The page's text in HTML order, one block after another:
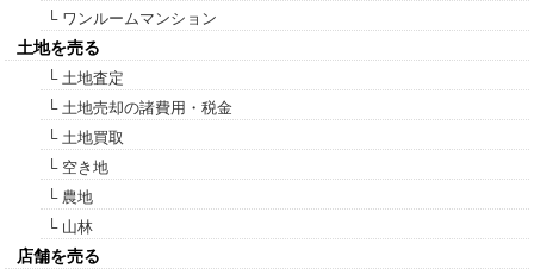
└ ワンルームマンション
土地を売る
└ 土地査定
└ 土地売却の諸費用・税金
└ 土地買取
└ 空き地
└ 農地
└ 山林
店舗を売る